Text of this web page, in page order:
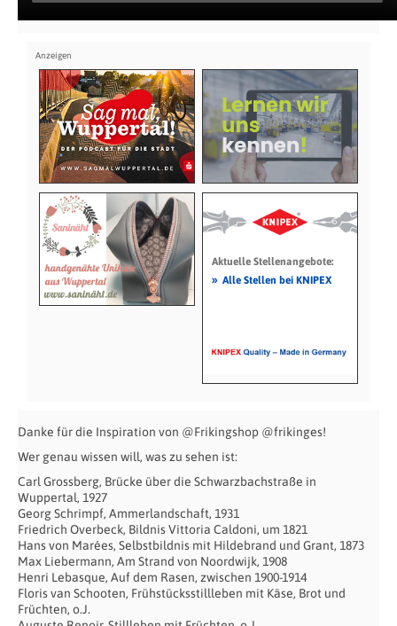
Aktuelle Stellenangebote:
» Alle Stellen bei KNIPEX
Danke für die Inspiration von @Frikingshop @frikinges!
Wer genau wissen will, was zu sehen ist:
Carl Grossberg, Brücke über die Schwarzbachstraße in
Wuppertal, 1927
Georg Schrimpf, Ammerlandschaft, 1931
Friedrich Overbeck, Bildnis Vittoria Caldoni, um 1821
Hans von Marées, Selbstbildnis mit Hildebrand und Grant, 1873
Max Liebermann, Am Strand von Noordwijk, 1908
Henri Lebasque, Auf dem Rasen, zwischen 1900-1914
Floris van Schooten, Frühstücksstillleben mit Käse, Brot und
Früchten, o.J.